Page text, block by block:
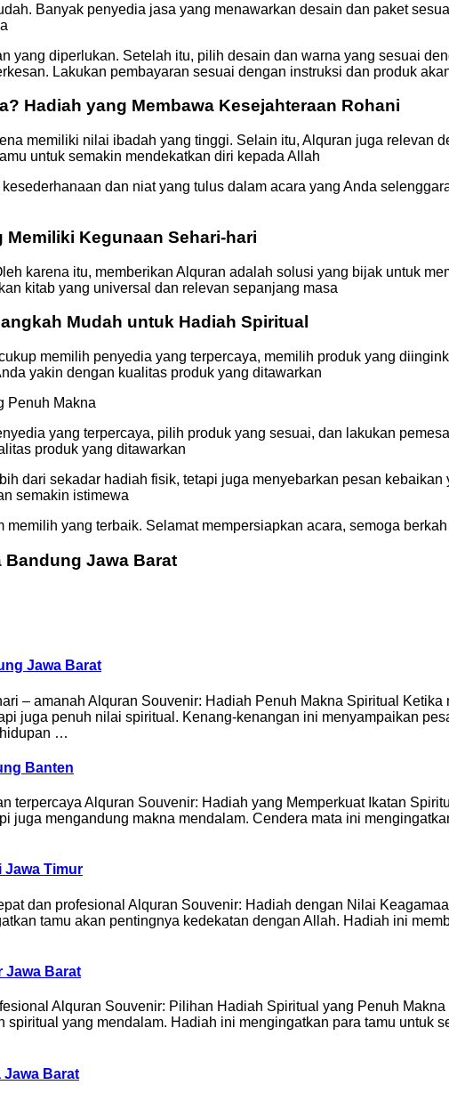
Banyak penyedia jasa yang menawarkan desain dan paket
yang diperlukan. Setelah itu, pilih desain dan warna yang sesuai
Lakukan pembayaran sesuai dengan instruksi dan produk
Hadiah yang Membawa Kesejahteraan Rohani
memiliki nilai ibadah yang tinggi. Selain itu, Alquran juga relevan
untuk semakin mendekatkan diri kepada Allah
dan niat yang tulus dalam acara yang Anda
Kegunaan Sehari-hari
karena itu, memberikan Alquran adalah solusi yang bijak untuk
kitab yang universal dan relevan sepanjang masa
Mudah untuk Hadiah Spiritual
memilih penyedia yang terpercaya, memilih produk yang
yakin dengan kualitas produk yang ditawarkan
Penuh Makna
yang terpercaya, pilih produk yang sesuai, dan lakukan
produk yang ditawarkan
dari sekadar hadiah fisik, tetapi juga menyebarkan pesan
semakin istimewa
yang terbaik. Selamat mempersiapkan acara, semoga
Bandung Jawa Barat
Jawa Barat
– amanah Alquran Souvenir: Hadiah Penuh Makna Spiritual
juga penuh nilai spiritual. Kenang-kenangan ini menyampaikan
…
Banten
terpercaya Alquran Souvenir: Hadiah yang Memperkuat Ikatan
juga mengandung makna mendalam. Cendera mata ini
Jawa Timur
dan profesional Alquran Souvenir: Hadiah dengan Nilai
tamu akan pentingnya kedekatan dengan Allah. Hadiah ini
Jawa Barat
Alquran Souvenir: Pilihan Hadiah Spiritual yang Penuh
yang mendalam. Hadiah ini mengingatkan para tamu untuk
Jawa Barat